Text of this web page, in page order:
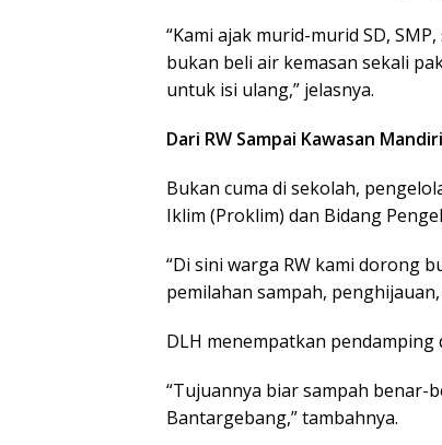
“Kami ajak murid-murid SD,
bukan beli air kemasan sekali
untuk isi ulang,” jelasnya.
Dari RW Sampai Kawasan Mandiri
Bukan cuma di sekolah,
Iklim (Proklim) dan Bidang
“Di sini warga RW kami dorong
pemilahan sampah,
DLH menempatkan
“Tujuannya biar sampah benar-
Bantargebang,” tambahnya.